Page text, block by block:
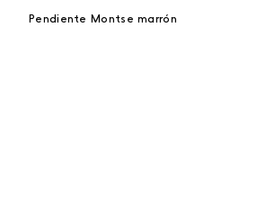
Pendiente Montse marrón